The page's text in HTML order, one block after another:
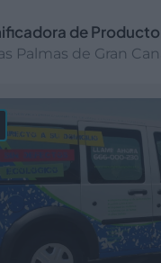
Palmas de Gran